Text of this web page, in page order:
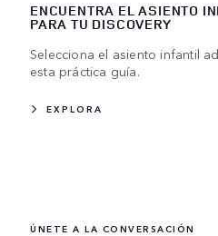
ENCUENTRA EL ASIENTO
PARA TU DISCOVERY
Selecciona el asiento infantil
esta práctica guía.
EXPLORA
ÚNETE A LA CONVERSACIÓN